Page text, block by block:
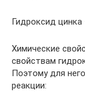
Гидроксид
Химические
свойствам
Поэтому для
реакции: